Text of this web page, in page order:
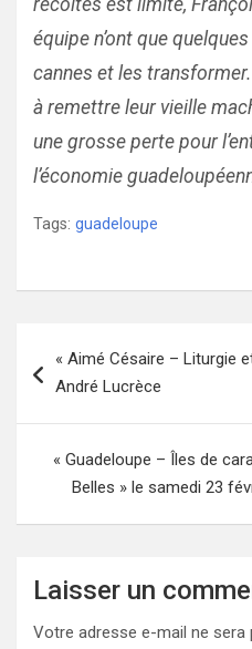
récoltes est limité,
équipe n’ont que
cannes et les
à remettre leur vieille
une grosse perte pour
l’économie
Tags: guadeloupe
de
« Aimé Césaire – Liturgie
André Lucrèce
« Guadeloupe – Îles de
Belles » le samedi 23
Laisser un
Votre adresse e-mail ne sera